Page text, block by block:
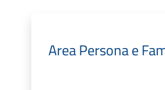
Area Persona e